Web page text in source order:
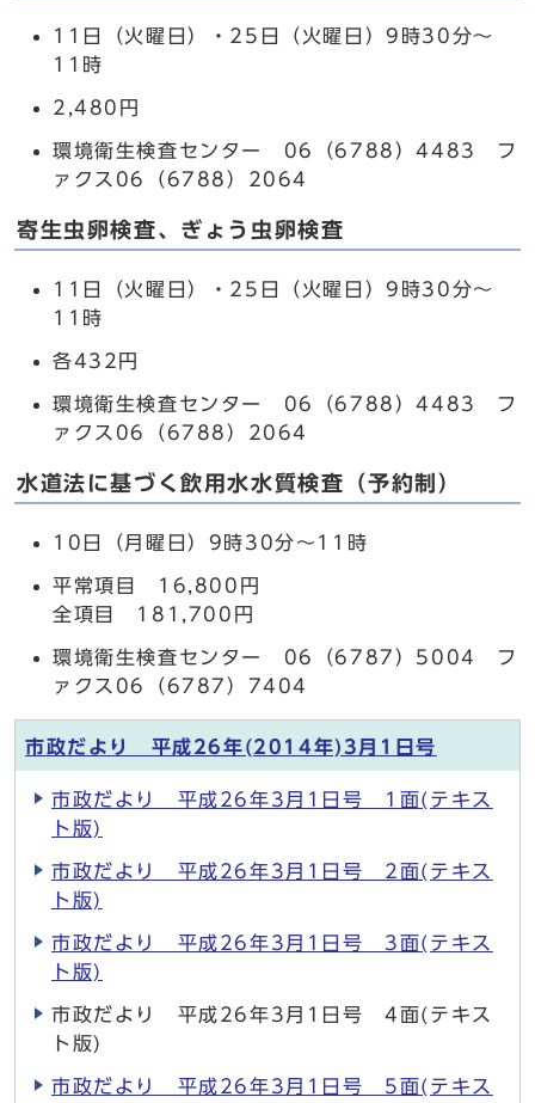
11日（火曜日）・25日（火曜日）9時30分～
11時
2,480円
環境衛生検査センター 06（6788）4483 フ
ァクス06（6788）2064
寄生虫卵検査、ぎょう虫卵検査
11日（火曜日）・25日（火曜日）9時30分～
11時
各432円
環境衛生検査センター 06（6788）4483 フ
ァクス06（6788）2064
水道法に基づく飲用水水質検査（予約制）
10日（月曜日）9時30分～11時
平常項目 16,800円
全項目 181,700円
環境衛生検査センター 06（6787）5004 フ
ァクス06（6787）7404
市政だより 平成26年(2014年)3月1日号
市政だより 平成26年3月1日号 1面(テキス
ト版)
市政だより 平成26年3月1日号 2面(テキス
ト版)
市政だより 平成26年3月1日号 3面(テキス
ト版)
市政だより 平成26年3月1日号 4面(テキス
ト版)
市政だより 平成26年3月1日号 5面(テキス